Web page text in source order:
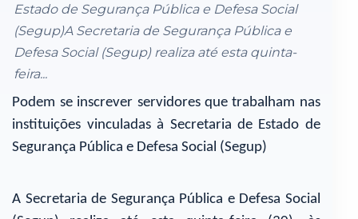
Estado de Segurança Pública e Defesa Social
(Segup)A Secretaria de Segurança Pública e
Defesa Social (Segup) realiza até esta quinta-
feira...
Podem se inscrever servidores que trabalham nas
instituições vinculadas à Secretaria de Estado de
Segurança Pública e Defesa Social (Segup)
A Secretaria de Segurança Pública e Defesa Social